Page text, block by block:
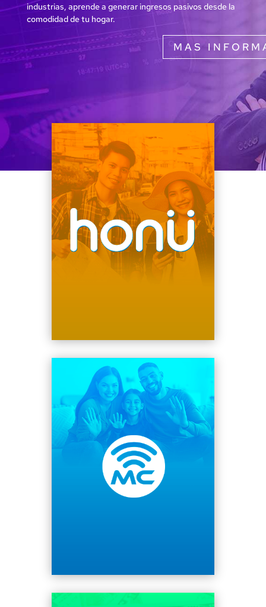
industrias, aprende a generar ingresos pasivos desde la
comodidad de tu hogar.
MAS